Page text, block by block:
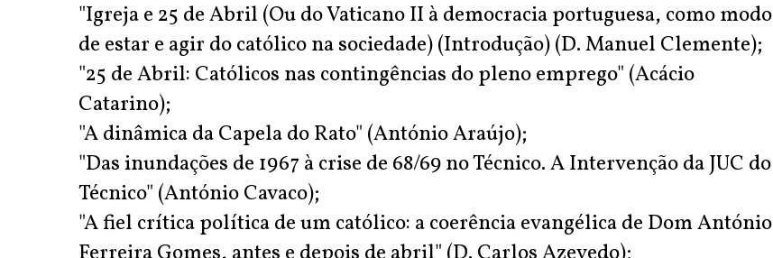
"Igreja e 25 de Abril (Ou do Vaticano II à democracia portuguesa, como modo
de estar e agir do católico na sociedade) (Introdução) (D. Manuel Clemente);
"25 de Abril: Católicos nas contingências do pleno emprego" (Acácio
Catarino);
"A dinâmica da Capela do Rato" (António Araújo);
"Das inundações de 1967 à crise de 68/69 no Técnico. A Intervenção da JUC do
Técnico" (António Cavaco);
"A fiel crítica política de um católico: a coerência evangélica de Dom António